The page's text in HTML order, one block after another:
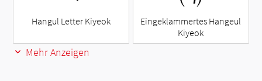
Hangul Letter Kiyeok
Eingeklammertes Hangeul
Kiyeok
Mehr Anzeigen